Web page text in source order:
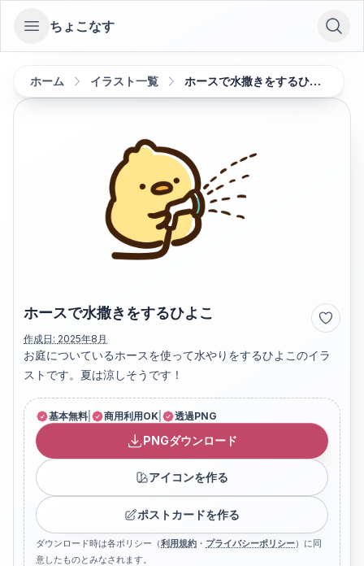
Open sidebar
ちょこなす
ホーム イラスト一覧 ホースで水撒きをするひよこ
ホースで水撒きをするひよこ
作成日: 2025年8月
お庭についているホースを使って水やりをするひよこのイラ
ストです。夏は涼しそうです！
基本無料 商用利用OK 透過PNG
PNGダウンロード
アイコンを作る
ポストカードを作る
ダウンロード時は各ポリシー（利用規約 ・ プライバシーポリシー）に同
意したものとみなされます。